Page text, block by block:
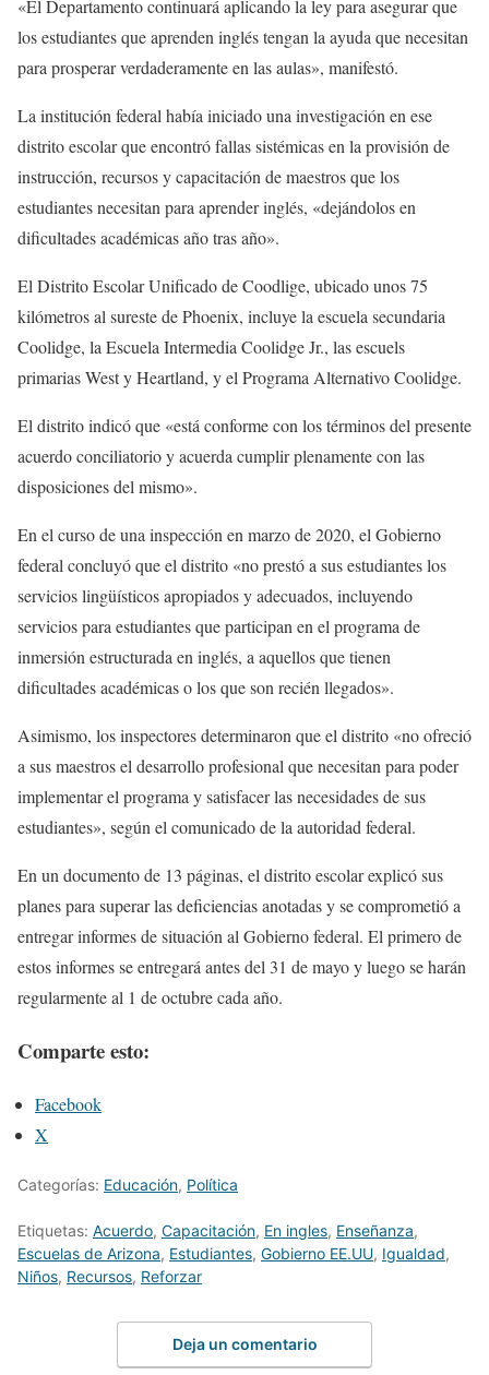
«El Departamento continuará aplicando la ley para asegurar que
los estudiantes que aprenden inglés tengan la ayuda que necesitan
para prosperar verdaderamente en las aulas», manifestó.
La institución federal había iniciado una investigación en ese
distrito escolar que encontró fallas sistémicas en la provisión de
instrucción, recursos y capacitación de maestros que los
estudiantes necesitan para aprender inglés, «dejándolos en
dificultades académicas año tras año».
El Distrito Escolar Unificado de Coodlige, ubicado unos 75
kilómetros al sureste de Phoenix, incluye la escuela secundaria
Coolidge, la Escuela Intermedia Coolidge Jr., las escuels
primarias West y Heartland, y el Programa Alternativo Coolidge.
El distrito indicó que «está conforme con los términos del presente
acuerdo conciliatorio y acuerda cumplir plenamente con las
disposiciones del mismo».
En el curso de una inspección en marzo de 2020, el Gobierno
federal concluyó que el distrito «no prestó a sus estudiantes los
servicios lingüísticos apropiados y adecuados, incluyendo
servicios para estudiantes que participan en el programa de
inmersión estructurada en inglés, a aquellos que tienen
dificultades académicas o los que son recién llegados».
Asimismo, los inspectores determinaron que el distrito «no ofreció
a sus maestros el desarrollo profesional que necesitan para poder
implementar el programa y satisfacer las necesidades de sus
estudiantes», según el comunicado de la autoridad federal.
En un documento de 13 páginas, el distrito escolar explicó sus
planes para superar las deficiencias anotadas y se comprometió a
entregar informes de situación al Gobierno federal. El primero de
estos informes se entregará antes del 31 de mayo y luego se harán
regularmente al 1 de octubre cada año.
Comparte esto:
Facebook
X
Categorías: Educación, Política
Etiquetas: Acuerdo, Capacitación, En ingles, Enseñanza,
Escuelas de Arizona, Estudiantes, Gobierno EE.UU, Igualdad,
Niños, Recursos, Reforzar
Deja un comentario